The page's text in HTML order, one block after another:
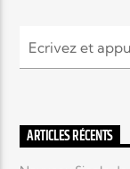
ARTICLES RÉCENTS